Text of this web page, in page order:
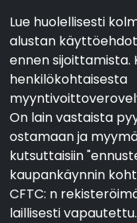
Lue huolellisesti
alustan
ennen sijoittamista.
henkilökohtaisesta
On lain vastaista
ostamaan ja
kutsuttaisiin
kaupankäynnin
CFTC: n
laillisesti vapautettu.